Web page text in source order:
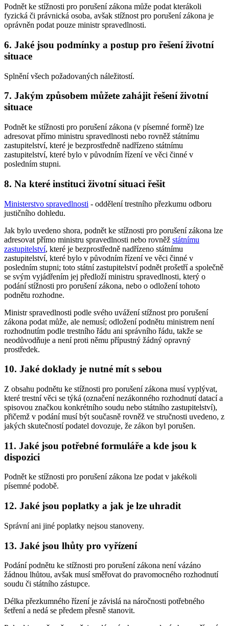
Podnět ke stížnosti pro porušení zákona může podat kterákoli
fyzická či právnická osoba, avšak stížnost pro porušení zákona je
oprávněn podat pouze ministr spravedlnosti.
6. Jaké jsou podmínky a postup pro řešení životní
situace
Splnění všech požadovaných náležitostí.
7. Jakým způsobem můžete zahájit řešení životní
situace
Podnět ke stížnosti pro porušení zákona (v písemné formě) lze
adresovat přímo ministru spravedlnosti nebo rovněž státnímu
zastupitelství, které je bezprostředně nadřízeno státnímu
zastupitelství, které bylo v původním řízení ve věci činné v
posledním stupni.
8. Na které instituci životní situaci řešit
Ministerstvo spravedlnosti - oddělení trestního přezkumu odboru
justičního dohledu.
Jak bylo uvedeno shora, podnět ke stížnosti pro porušení zákona lze
adresovat přímo ministru spravedlnosti nebo rovněž státnímu
zastupitelství, které je bezprostředně nadřízeno státnímu
zastupitelství, které bylo v původním řízení ve věci činné v
posledním stupni; toto státní zastupitelství podnět prošetří a společně
se svým vyjádřením jej předloží ministru spravedlnosti, který o
podání stížnosti pro porušení zákona, nebo o odložení tohoto
podnětu rozhodne.
Ministr spravedlnosti podle svého uvážení stížnost pro porušení
zákona podat může, ale nemusí; odložení podnětu ministrem není
rozhodnutím podle trestního řádu ani správního řádu, takže se
neodůvodňuje a není proti němu přípustný žádný opravný
prostředek.
10. Jaké doklady je nutné mít s sebou
Z obsahu podnětu ke stížnosti pro porušení zákona musí vyplývat,
které trestní věci se týká (označení nezákonného rozhodnutí datací a
spisovou značkou konkrétního soudu nebo státního zastupitelství),
přičemž v podání musí být současně rovněž ve stručnosti uvedeno, z
jakých skutečností podatel dovozuje, že zákon byl porušen.
11. Jaké jsou potřebné formuláře a kde jsou k
dispozici
Podnět ke stížnosti pro porušení zákona lze podat v jakékoli
písemné podobě.
12. Jaké jsou poplatky a jak je lze uhradit
Správní ani jiné poplatky nejsou stanoveny.
13. Jaké jsou lhůty pro vyřízení
Podání podnětu ke stížnosti pro porušení zákona není vázáno
žádnou lhůtou, avšak musí směřovat do pravomocného rozhodnutí
soudu či státního zástupce.
Délka přezkumného řízení je závislá na náročnosti potřebného
šetření a nedá se předem přesně stanovit.